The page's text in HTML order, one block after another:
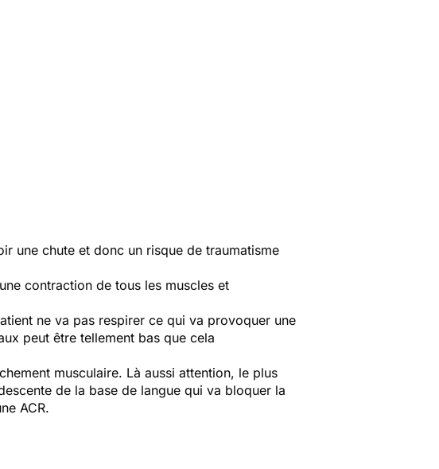
une chute et donc un risque de traumatisme
contraction de tous les muscles et
ne va pas respirer ce qui va provoquer une
peut être tellement bas que cela
musculaire. Là aussi attention, le plus
de la base de langue qui va bloquer la
ACR.